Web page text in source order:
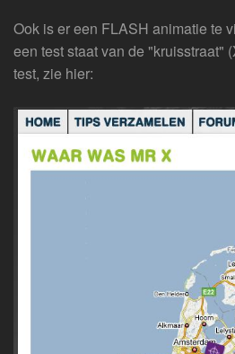
Ook is er een FLASH animatie te
een test staat van de "kruisstraat"
test, zie hier: